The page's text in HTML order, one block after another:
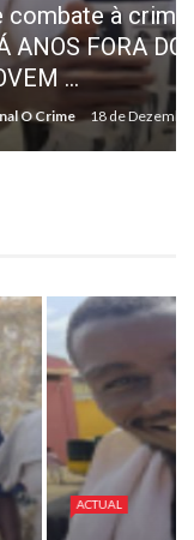
Jornal O Crime
ACTUAL